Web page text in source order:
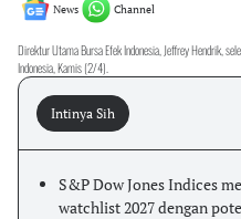
News Channel
Direktur Utama Bursa Efek Indonesia, Jeffrey Hendrik,
Indonesia, Kamis (2/4).
Intinya Sih
S&P Dow Jones Indices
watchlist 2027 dengan